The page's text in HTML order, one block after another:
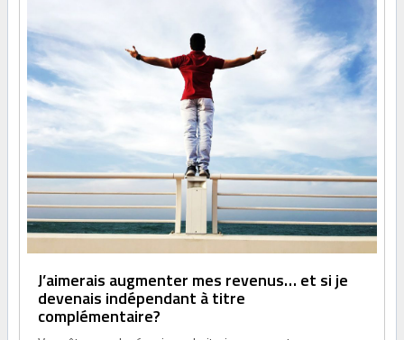
J’aimerais augmenter mes revenus… et si je
devenais indépendant à titre
complémentaire?